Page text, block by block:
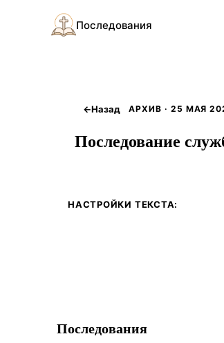
Последования
←Назад АРХИВ · 25 МАЯ
Последование
НАСТРОЙКИ ТЕКСТА:
Последования